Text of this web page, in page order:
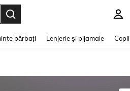
bărbați Lenjerie și pijamale Copii